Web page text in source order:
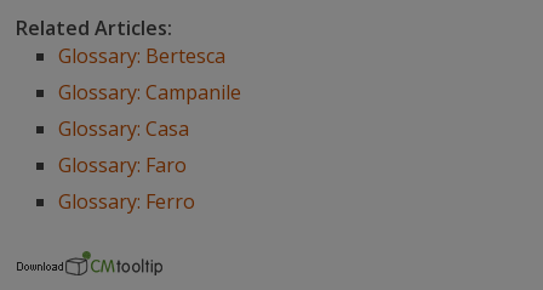
e
b
o
k
t
t
e
r
t
e
r
e
s
t
k
e
d
I
n
t
s
A
p
p
n
g
e
r
Related Articles:
Glossary: Bertesca
Glossary: Campanile
Glossary: Casa
Glossary: Faro
Glossary: Ferro